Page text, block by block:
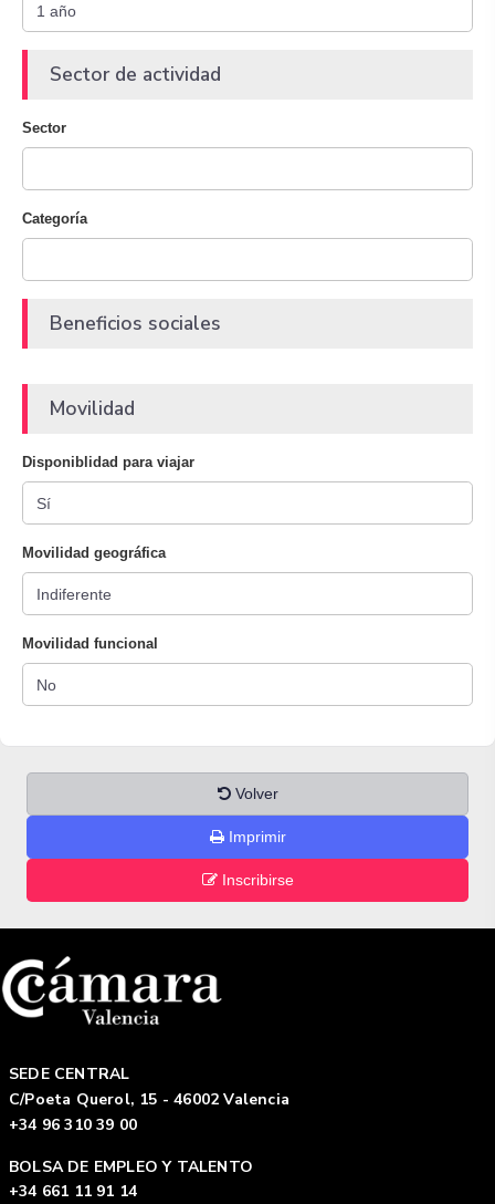
Sector de actividad
Sector
Categoría
Beneficios sociales
Movilidad
Disponiblidad para viajar
Movilidad geográfica
Movilidad funcional
Volver
Imprimir
Inscribirse
SEDE CENTRAL
C/Poeta Querol, 15 - 46002 Valencia
+34 96 310 39 00
BOLSA DE EMPLEO Y TALENTO
+34 661 11 91 14